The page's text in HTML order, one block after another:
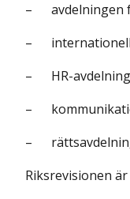
– avdelningen
–
– HR-
–
–
Riksrevisionen